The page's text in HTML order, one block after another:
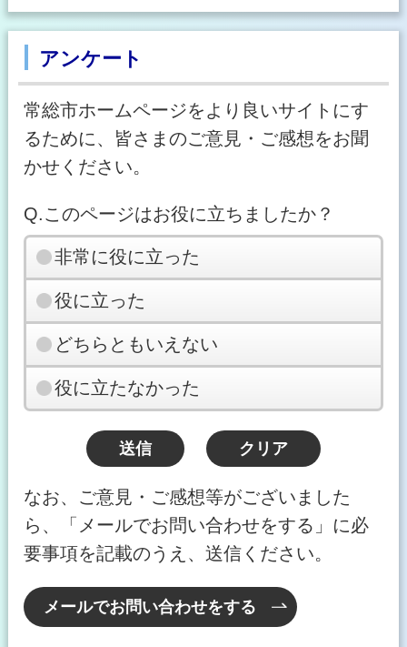
アンケート
常総市ホームページをより良いサイトにす
るために、皆さまのご意見・ご感想をお聞
かせください。
Q.このページはお役に立ちましたか？
非常に役に立った
役に立った
どちらともいえない
役に立たなかった
なお、ご意見・ご感想等がございました
ら、「メールでお問い合わせをする」に必
要事項を記載のうえ、送信ください。
メールでお問い合わせをする